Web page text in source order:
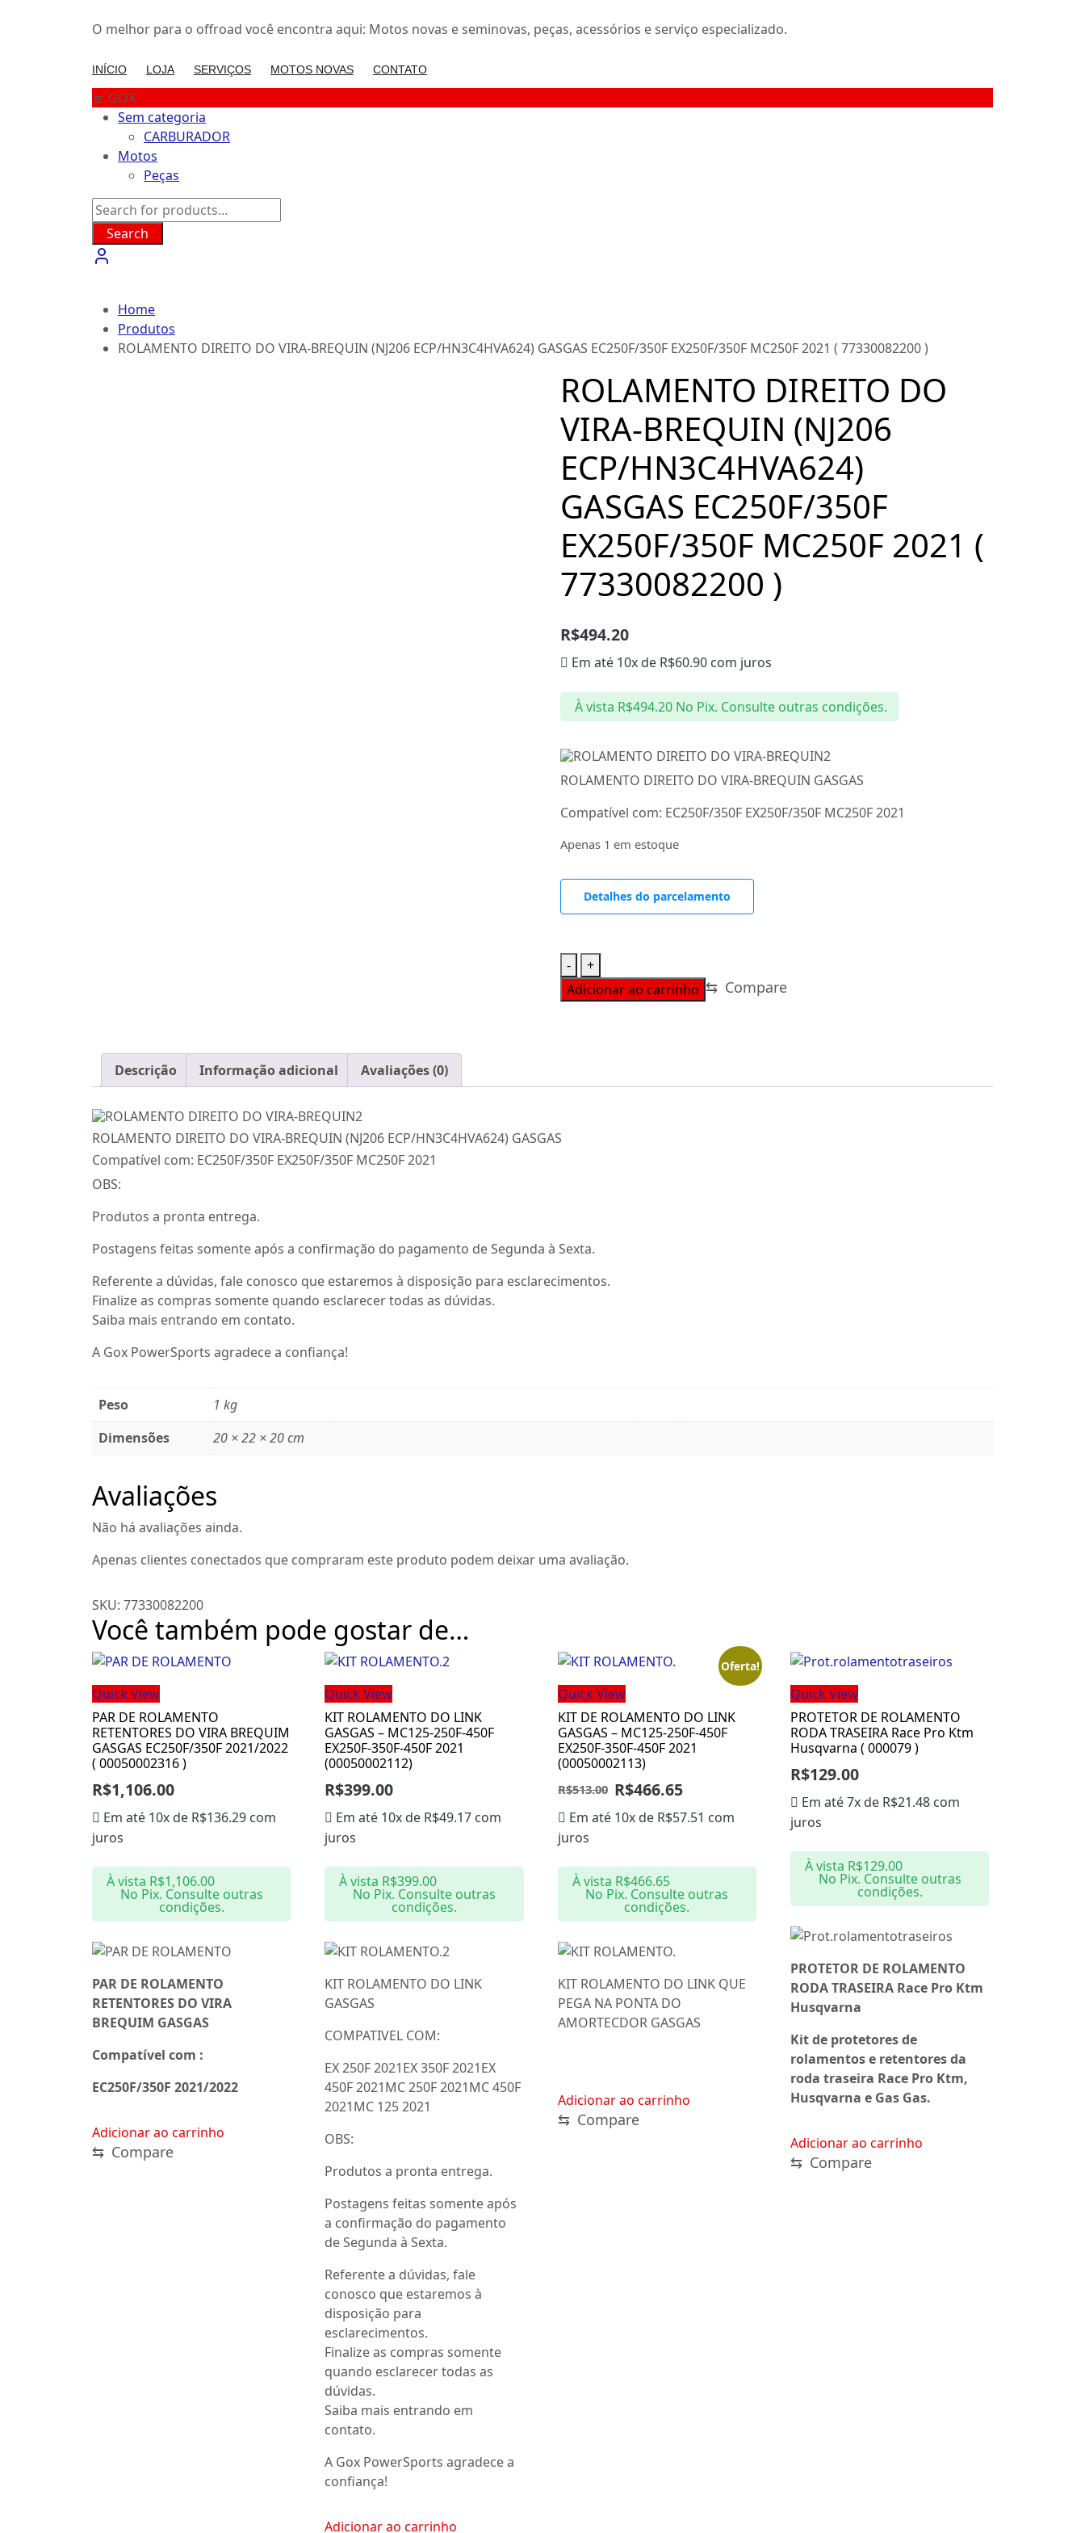
O melhor para o offroad você encontra aqui: Motos novas e seminovas, peças, acessórios e serviço especializado.
INÍCIO LOJA SERVIÇOS MOTOS NOVAS CONTATO
GOX
Sem categoria
CARBURADOR
Motos
Peças
Search
Home
Produtos
ROLAMENTO DIREITO DO VIRA-BREQUIN (NJ206 ECP/HN3C4HVA624) GASGAS EC250F/350F EX250F/350F MC250F 2021 ( 77330082200 )
ROLAMENTO DIREITO DO
VIRA-BREQUIN (NJ206
ECP/HN3C4HVA624)
GASGAS EC250F/350F
EX250F/350F MC250F 2021 (
77330082200 )
R$494.20
Em até 10x de R$60.90 com juros
À vista R$494.20 No Pix. Consulte outras condições.
ROLAMENTO DIREITO DO VIRA-BREQUIN GASGAS
Compatível com: EC250F/350F EX250F/350F MC250F 2021
Apenas 1 em estoque
Detalhes do parcelamento
-
ROLAMENTO
DIREITO
DO
EX250F/350F
quantidade
+
Adicionar ao carrinho ⇆ Compare
Descrição Informação adicional Avaliações (0)
ROLAMENTO DIREITO DO VIRA-BREQUIN (NJ206 ECP/HN3C4HVA624) GASGAS
Compatível com: EC250F/350F EX250F/350F MC250F 2021
OBS:
Produtos a pronta entrega.
Postagens feitas somente após a confirmação do pagamento de Segunda à Sexta.
Referente a dúvidas, fale conosco que estaremos à disposição para esclarecimentos.
Finalize as compras somente quando esclarecer todas as dúvidas.
Saiba mais entrando em contato.
A Gox PowerSports agradece a confiança!
Peso
1 kg
Dimensões
20 × 22 × 20 cm
Avaliações
Não há avaliações ainda.
Apenas clientes conectados que compraram este produto podem deixar uma avaliação.
SKU: 77330082200
Você também pode gostar de…
Quick View
PAR DE ROLAMENTO
RETENTORES DO VIRA BREQUIM
GASGAS EC250F/350F 2021/2022
( 00050002316 )
R$1,106.00
Em até 10x de R$136.29 com
juros
À vista R$1,106.00
No Pix. Consulte outras
condições.
PAR DE ROLAMENTO
RETENTORES DO VIRA
BREQUIM GASGAS
Compatível com :
EC250F/350F 2021/2022
Adicionar ao carrinho
⇆ Compare
Quick View
KIT ROLAMENTO DO LINK
GASGAS – MC125-250F-450F
EX250F-350F-450F 2021
(00050002112)
R$399.00
Em até 10x de R$49.17 com
juros
À vista R$399.00
No Pix. Consulte outras
condições.
KIT ROLAMENTO DO LINK
GASGAS
COMPATIVEL COM:
EX 250F 2021EX 350F 2021EX
450F 2021MC 250F 2021MC 450F
2021MC 125 2021
OBS:
Produtos a pronta entrega.
Postagens feitas somente após
a confirmação do pagamento
de Segunda à Sexta.
Referente a dúvidas, fale
conosco que estaremos à
disposição para
esclarecimentos.
Finalize as compras somente
quando esclarecer todas as
dúvidas.
Saiba mais entrando em
contato.
A Gox PowerSports agradece a
confiança!
Adicionar ao carrinho
Oferta!
Quick View
KIT DE ROLAMENTO DO LINK
GASGAS – MC125-250F-450F
EX250F-350F-450F 2021
(00050002113)
R$513.00 R$466.65
Em até 10x de R$57.51 com
juros
À vista R$466.65
No Pix. Consulte outras
condições.
KIT ROLAMENTO DO LINK QUE
PEGA NA PONTA DO
AMORTECDOR GASGAS
Adicionar ao carrinho
⇆ Compare
Quick View
PROTETOR DE ROLAMENTO
RODA TRASEIRA Race Pro Ktm
Husqvarna ( 000079 )
R$129.00
Em até 7x de R$21.48 com
juros
À vista R$129.00
No Pix. Consulte outras
condições.
PROTETOR DE ROLAMENTO
RODA TRASEIRA Race Pro Ktm
Husqvarna
Kit de protetores de
rolamentos e retentores da
roda traseira Race Pro Ktm,
Husqvarna e Gas Gas.
Adicionar ao carrinho
⇆ Compare